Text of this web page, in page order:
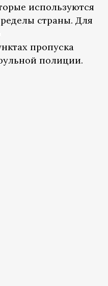
используются
страны. Для
пропуска
полиции.